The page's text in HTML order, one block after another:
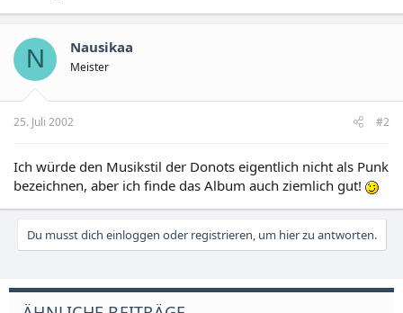
N Nausikaa
Meister
25. Juli 2002 #2
Ich würde den Musikstil der Donots eigentlich nicht als Punk
bezeichnen, aber ich finde das Album auch ziemlich gut!
Du musst dich einloggen oder registrieren, um hier zu antworten.